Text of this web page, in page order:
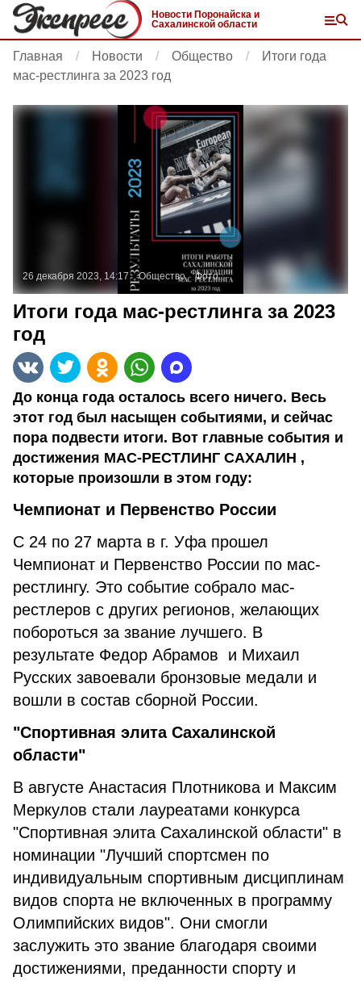
Новости Поронайска и
Сахалинской области
Главная Новости Общество
Итоги года
мас-рестлинга за 2023 год
26 декабря 2023, 14:17 Общество Фото:
Итоги года мас-рестлинга за 2023
год
До конца года осталось всего ничего. Весь
этот год был насыщен событиями, и сейчас
пора подвести итоги. Вот главные события и
достижения МАС-РЕСТЛИНГ САХАЛИН ,
которые произошли в этом году:
Чемпионат и Первенство России
С 24 по 27 марта в г. Уфа прошел
Чемпионат и Первенство России по мас-
рестлингу. Это событие собрало мас-
рестлеров с других регионов, желающих
побороться за звание лучшего. В
результате Федор Абрамов и Михаил
Русских завоевали бронзовые медали и
вошли в состав сборной России.
"Спортивная элита Сахалинской
области"
В августе Анастасия Плотникова и Максим
Меркулов стали лауреатами конкурса
"Спортивная элита Сахалинской области" в
номинации "Лучший спортсмен по
индивидуальным спортивным дисциплинам
видов спорта не включенных в программу
Олимпийских видов". Они смогли
заслужить это звание благодаря своими
достижениями, преданности спорту и